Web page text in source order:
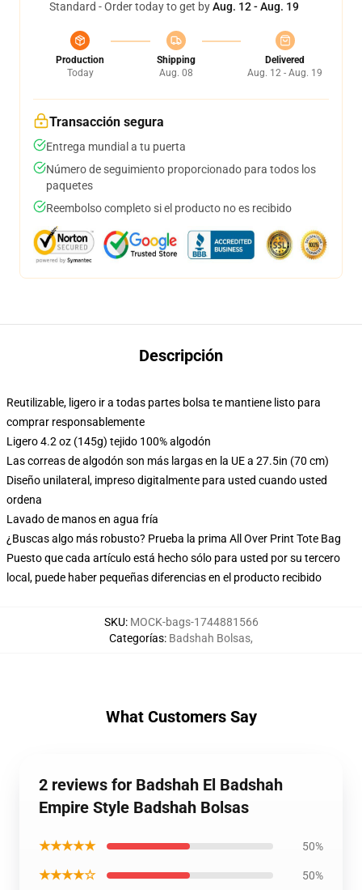
Standard - Order today to get byAug. 12 - Aug. 19
Production
Today
Shipping
Aug. 08
Delivered
Aug. 12 - Aug. 19
Transacción segura
Entrega mundial a tu puerta
Número de seguimiento proporcionado para todos los
paquetes
Reembolso completo si el producto no es recibido
Descripción
Reutilizable, ligero ir a todas partes bolsa te mantiene listo para
comprar responsablemente
Ligero 4.2 oz (145g) tejido 100% algodón
Las correas de algodón son más largas en la UE a 27.5in (70 cm)
Diseño unilateral, impreso digitalmente para usted cuando usted
ordena
Lavado de manos en agua fría
¿Buscas algo más robusto? Prueba la prima All Over Print Tote Bag
Puesto que cada artículo está hecho sólo para usted por su tercero
local, puede haber pequeñas diferencias en el producto recibido
SKU: MOCK-bags-1744881566
Categorías: Badshah Bolsas,
What Customers Say
2 reviews for Badshah El Badshah
Empire Style Badshah Bolsas
★★★★★ 50%
★★★★☆ 50%